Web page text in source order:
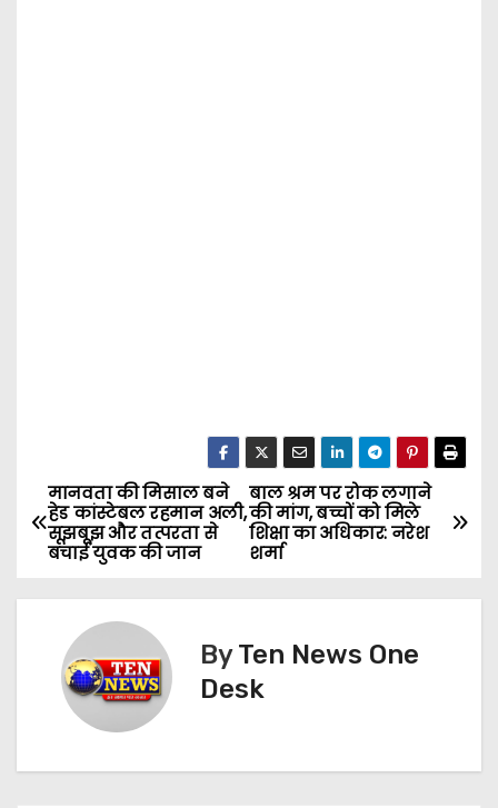
P
o
s
v
बाल श्रम पर रोक लगाने
की मांग, बच्चों को मिले
शिक्षा का अधिकार: नरेश
शर्मा
मानवता की मिसाल बने
हेड कांस्टेबल रहमान अली,
सूझबूझ और तत्परता से
बचाई युवक की जान
ByTen News One
Desk